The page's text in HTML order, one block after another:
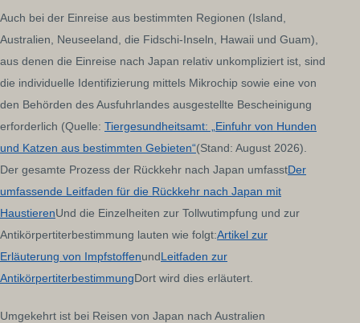
Auch bei der Einreise aus bestimmten Regionen (Island,
Australien, Neuseeland, die Fidschi-Inseln, Hawaii und Guam),
aus denen die Einreise nach Japan relativ unkompliziert ist, sind
die individuelle Identifizierung mittels Mikrochip sowie eine von
den Behörden des Ausfuhrlandes ausgestellte Bescheinigung
erforderlich (Quelle: Tiergesundheitsamt: „Einfuhr von Hunden
und Katzen aus bestimmten Gebieten“(Stand: August 2026).
Der gesamte Prozess der Rückkehr nach Japan umfasstDer
umfassende Leitfaden für die Rückkehr nach Japan mit
HaustierenUnd die Einzelheiten zur Tollwutimpfung und zur
Antikörpertiterbestimmung lauten wie folgt:Artikel zur
Erläuterung von ImpfstoffenundLeitfaden zur
AntikörpertiterbestimmungDort wird dies erläutert.
Umgekehrt ist bei Reisen von Japan nach Australien